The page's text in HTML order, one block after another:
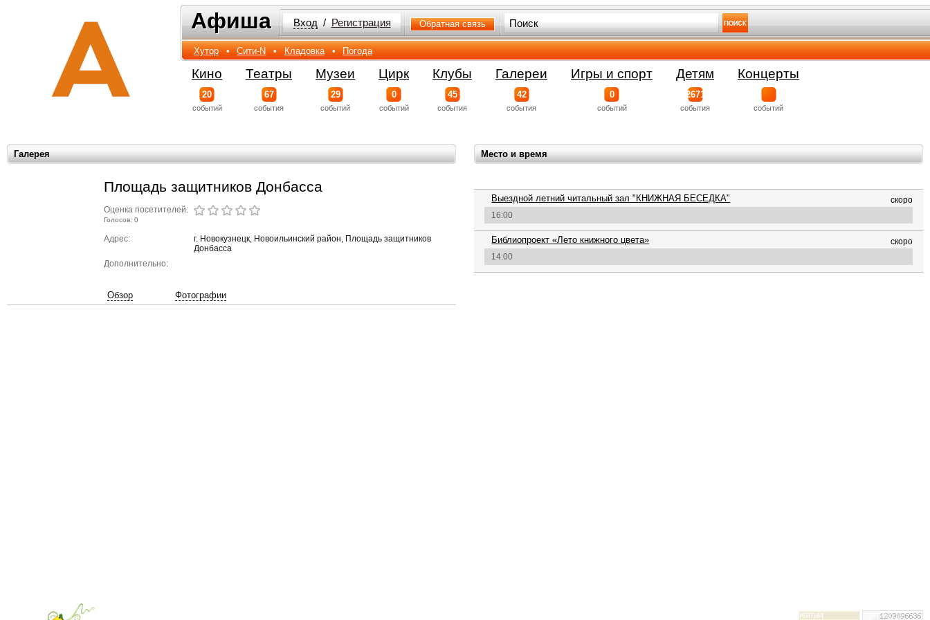
Афиша
Афиша Вход / Регистрация Обратная связь
Хутор • Сити-N • Кладовка • Погода
Кино
20
событий
Театры
67
события
Музеи
29
событий
Цирк
0
событий
Клубы
45
события
Галереи
42
события
Игры и спорт
0
событий
Детям
2671
события
Концерты
событий
Место и время
Галерея
скоро
Выездной летний читальный зал "КНИЖНАЯ БЕСЕДКА"
16:00
скоро
Библиопроект «Лето книжного цвета»
14:00
Площадь защитников Донбасса
Оценка посетителей:
Голосов: 0
Адрес:
г. Новокузнецк, Новоильинский район, Площадь защитников
Донбасса
Дополнительно:
Обзор Фотографии